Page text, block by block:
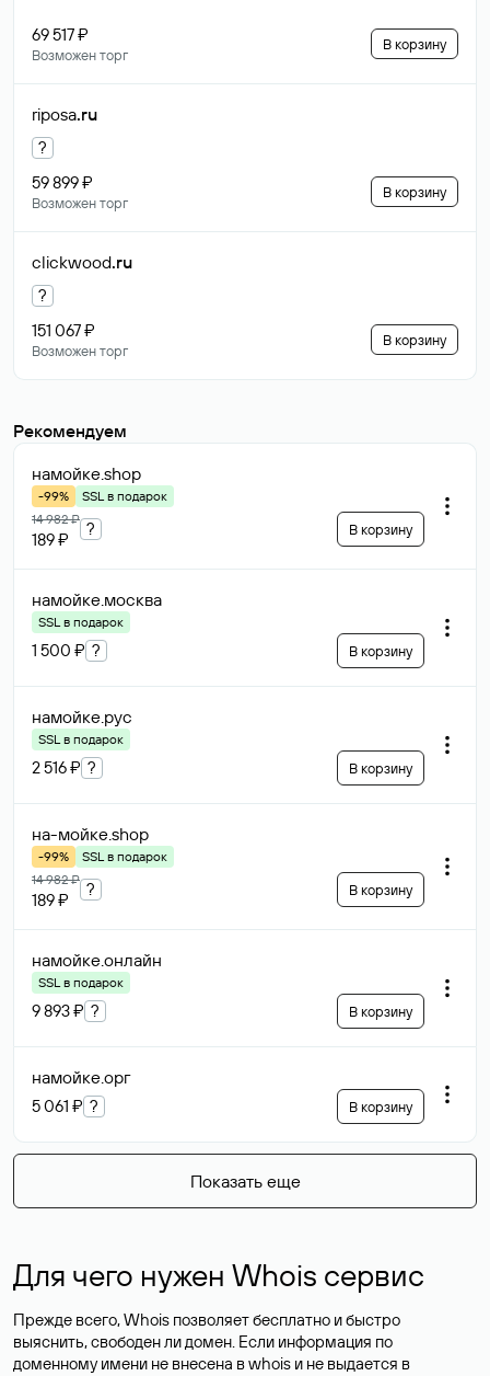
69 517 ₽
Возможен торг
В корзину
riposa.ru
?
59 899 ₽
Возможен торг
В корзину
clickwood.ru
?
151 067 ₽
Возможен торг
В корзину
Рекомендуем
намойке.shop
-99%
SSL в подарок
14 982 ₽
189 ₽
? В корзину
намойке.москва
SSL в подарок
1 500 ₽ ? В корзину
намойке.рус
SSL в подарок
2 516 ₽ ? В корзину
на-мойке.shop
-99%
SSL в подарок
14 982 ₽
189 ₽
? В корзину
намойке.онлайн
SSL в подарок
9 893 ₽ ? В корзину
намойке.орг
5 061 ₽ ? В корзину
Показать еще
Для чего нужен Whois сервис
Прежде всего, Whois позволяет бесплатно и быстро
выяснить, свободен ли домен. Если информация по
доменному имени не внесена в whois и не выдается в